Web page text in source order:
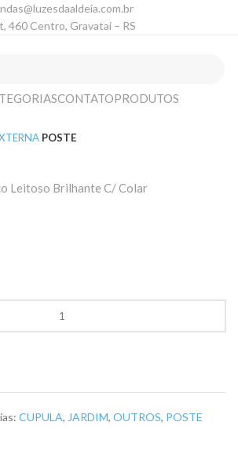
460 Centro, Gravataí – RS
CONTATOPRODUTOS
POSTE
Leitoso Brilhante C/ Colar
CUPULA, JARDIM, OUTROS, POSTE